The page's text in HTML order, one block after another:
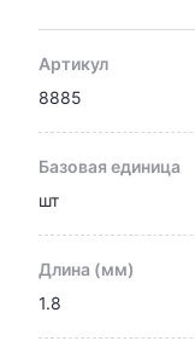
Артикул
8885
Базовая единица
шт
Длина (мм)
1.8